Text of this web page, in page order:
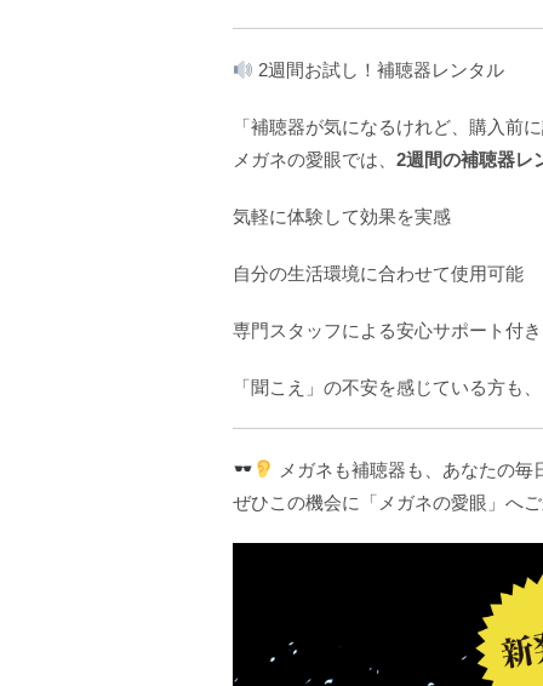
2週間お試し！補聴器レンタル
「補聴器が気になるけれど、購入前
メガネの愛眼では、 2週間の補聴器レ
気軽に体験して効果を実感
自分の生活環境に合わせて使用可能
専門スタッフによる安心サポート付き
「聞こえ」の不安を感じている方も
メガネも補聴器も、あなたの毎
ぜひこの機会に「メガネの愛眼」へ